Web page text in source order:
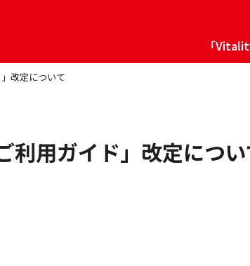
「
改定について
利用ガイド」改定につい